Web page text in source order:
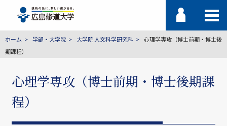
ホーム 学部・大学院 大学院 人文科学研究科
心理学専攻（博士前期・博士後
期課程）
心理学専攻（博士前期・博士後期課
程）